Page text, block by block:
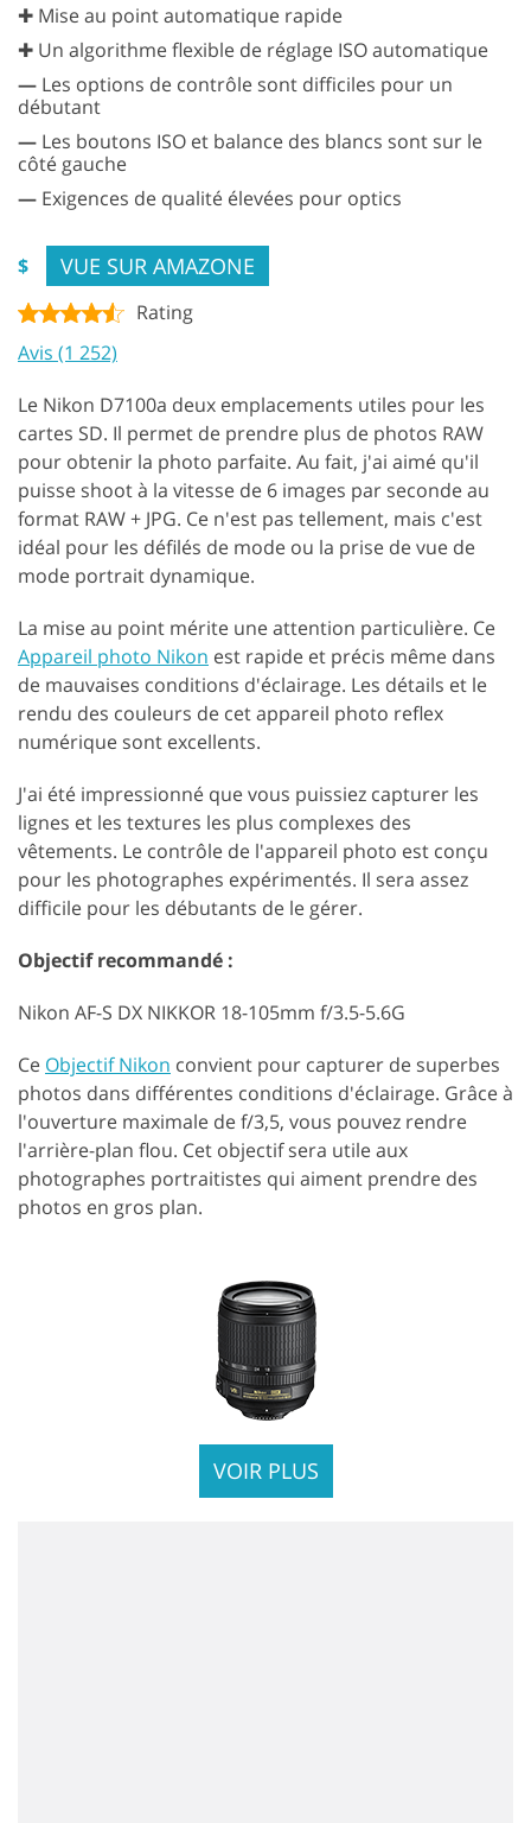
✚ Mise au point automatique rapide
✚ Un algorithme flexible de réglage ISO automatique
— Les options de contrôle sont difficiles pour un
débutant
— Les boutons ISO et balance des blancs sont sur le
côté gauche
— Exigences de qualité élevées pour optics
$ VUE SUR AMAZONE
Rating
Avis (1 252)
Le Nikon D7100a deux emplacements utiles pour les
cartes SD. Il permet de prendre plus de photos RAW
pour obtenir la photo parfaite. Au fait, j'ai aimé qu'il
puisse shoot à la vitesse de 6 images par seconde au
format RAW + JPG. Ce n'est pas tellement, mais c'est
idéal pour les défilés de mode ou la prise de vue de
mode portrait dynamique.
La mise au point mérite une attention particulière. Ce
Appareil photo Nikon est rapide et précis même dans
de mauvaises conditions d'éclairage. Les détails et le
rendu des couleurs de cet appareil photo reflex
numérique sont excellents.
J'ai été impressionné que vous puissiez capturer les
lignes et les textures les plus complexes des
vêtements. Le contrôle de l'appareil photo est conçu
pour les photographes expérimentés. Il sera assez
difficile pour les débutants de le gérer.
Objectif recommandé :
Nikon AF-S DX NIKKOR 18-105mm f/3.5-5.6G
Ce Objectif Nikon convient pour capturer de superbes
photos dans différentes conditions d'éclairage. Grâce à
l'ouverture maximale de f/3,5, vous pouvez rendre
l'arrière-plan flou. Cet objectif sera utile aux
photographes portraitistes qui aiment prendre des
photos en gros plan.
VOIR PLUS